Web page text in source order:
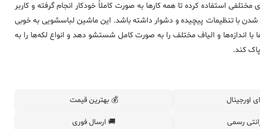
استفاده کرده تا همه کارها به صورت کاملاً خودکار انجام گرفته و کاربر
شدن با تنظیمات پیچیده و دشوار داشته باشد. این ماشین لباسشویی به خوبی
با اندازه‌ها و الیاف مختلف را به صورت کامل شستشو دهد و انواع لکه‌ها را به
کند.
اورجینال 💰 بهترین قیمت
رسمی 🚚 ارسال فوری